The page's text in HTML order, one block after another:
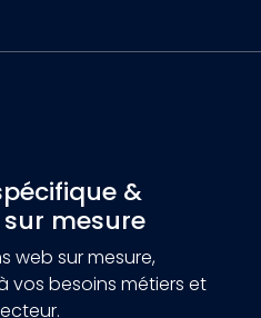
&
mesure
web sur mesure,
besoins métiers et